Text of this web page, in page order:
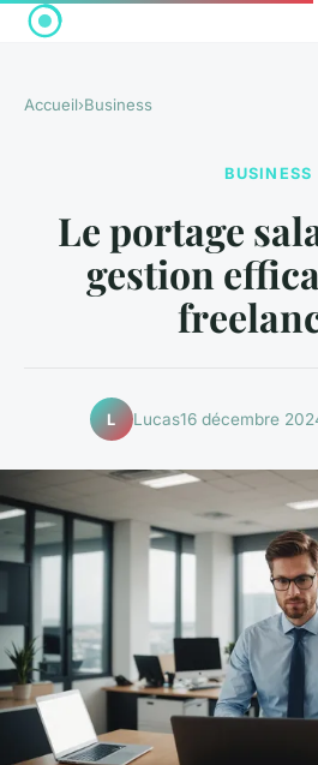
Accueil›Business
BUSINESS
Le portage
gestion
L Lucas16 décembre